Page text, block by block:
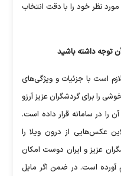
نظر خود را با دقت انتخاب
توجه داشته باشید
است با جزئیات و ویژگی‌های
را برای گردشگران عزیز آرزو
را در سامانه قرار داده است.
عکس‌هایی از درون ویلا را
عزیز و ایران دوست امکان
آورده است. در ضمن اگر مایل